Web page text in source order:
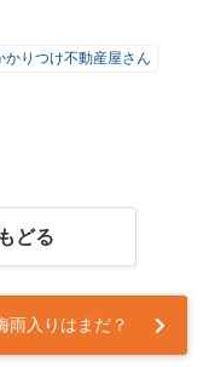
かりつけ不動産屋さん
どる
雨入りはまだ？